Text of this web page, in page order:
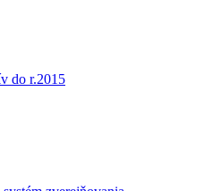
do r.2015